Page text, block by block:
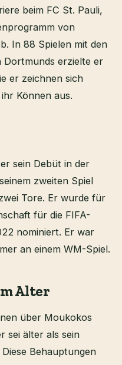
beim FC St. Pauli,
von
In 88 Spielen mit den
Dortmunds erzielte er
er zeichnen sich
Können aus.
sein Debüt in der
zweiten Spiel
Tore. Er wurde für
für die FIFA-
nominiert. Er war
an einem WM-Spiel.
Alter
über Moukokos
sei älter als sein
Behauptungen